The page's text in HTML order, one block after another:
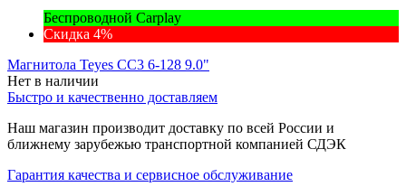
Беспроводной Carplay
Скидка 4%
Магнитола Teyes CC3 6-128 9.0"
Нет в наличии
Быстро и качественно доставляем
Наш магазин производит доставку по всей России и
ближнему зарубежью транспортной компанией СДЭК
Гарантия качества и сервисное обслуживание